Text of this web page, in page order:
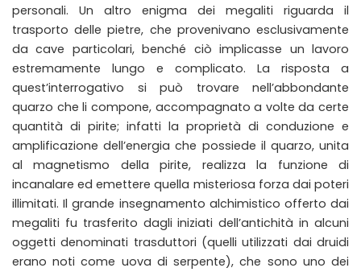
personali. Un altro enigma dei megaliti riguarda il
trasporto delle pietre, che provenivano esclusivamente
da cave particolari, benché ciò implicasse un lavoro
estremamente lungo e complicato. La risposta a
quest’interrogativo si può trovare nell’abbondante
quarzo che li compone, accompagnato a volte da certe
quantità di pirite; infatti la proprietà di conduzione e
amplificazione dell’energia che possiede il quarzo, unita
al magnetismo della pirite, realizza la funzione di
incanalare ed emettere quella misteriosa forza dai poteri
illimitati. Il grande insegnamento alchimistico offerto dai
megaliti fu trasferito dagli iniziati dell’antichità in alcuni
oggetti denominati trasduttori (quelli utilizzati dai druidi
erano noti come uova di serpente), che sono uno dei